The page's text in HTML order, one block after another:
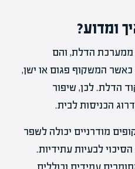
ומדוע?
הדלת, והם
המשקוף פגום או ישן,
הדלת. לכן, שיפור
הכניסות לבית.
מודרניים יכולה לשפר
לבעיות עתידיות.